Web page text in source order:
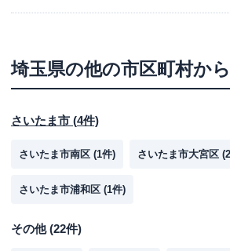
埼玉県の他の市区町村か
さいたま市 (4件)
さいたま市南区 (1件) さいたま市大宮区 (2
さいたま市浦和区 (1件)
その他(22件)